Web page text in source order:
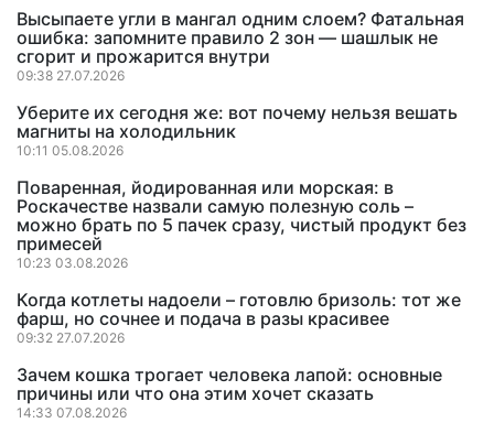
Высыпаете угли в мангал одним слоем? Фатальная
ошибка: запомните правило 2 зон — шашлык не
сгорит и прожарится внутри
09:38 27.07.2026
Уберите их сегодня же: вот почему нельзя вешать
магниты на холодильник
10:11 05.08.2026
Поваренная, йодированная или морская: в
Роскачестве назвали самую полезную соль –
можно брать по 5 пачек сразу, чистый продукт без
примесей
10:23 03.08.2026
Когда котлеты надоели – готовлю бризоль: тот же
фарш, но сочнее и подача в разы красивее
09:32 27.07.2026
Зачем кошка трогает человека лапой: основные
причины или что она этим хочет сказать
14:33 07.08.2026